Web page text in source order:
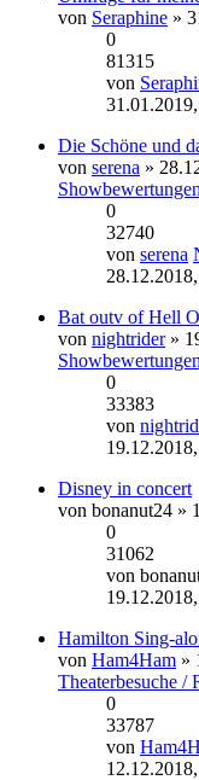
von Seraphine »
0
81315
von
Die Schöne und
von serena »
Showbewertungen
0
32740
von serena
Bat outv of Hell
von nightrider»
Showbewertungen
0
33383
von
Disney in concert
von bonanut24 »
0
31062
von
Hamilton Sing-
von Ham4Ham »
Theaterbesuche /
0
33787
von